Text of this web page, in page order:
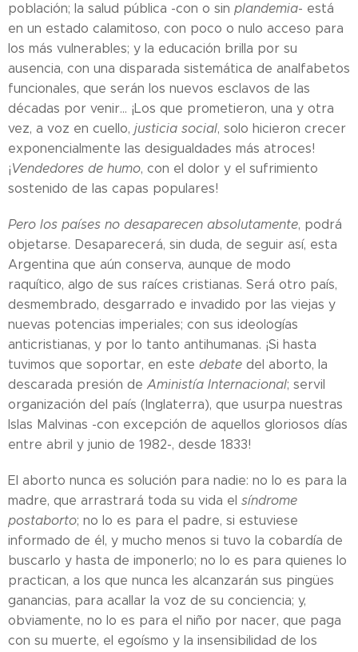
población; la salud pública -con o sin plandemia- está
en un estado calamitoso, con poco o nulo acceso para
los más vulnerables; y la educación brilla por su
ausencia, con una disparada sistemática de analfabetos
funcionales, que serán los nuevos esclavos de las
décadas por venir... ¡Los que prometieron, una y otra
vez, a voz en cuello, justicia social, solo hicieron crecer
exponencialmente las desigualdades más atroces!
¡Vendedores de humo, con el dolor y el sufrimiento
sostenido de las capas populares!
Pero los países no desaparecen absolutamente, podrá
objetarse. Desaparecerá, sin duda, de seguir así, esta
Argentina que aún conserva, aunque de modo
raquítico, algo de sus raíces cristianas. Será otro país,
desmembrado, desgarrado e invadido por las viejas y
nuevas potencias imperiales; con sus ideologías
anticristianas, y por lo tanto antihumanas. ¡Si hasta
tuvimos que soportar, en este debate del aborto, la
descarada presión de Aministía Internacional; servil
organización del país (Inglaterra), que usurpa nuestras
Islas Malvinas -con excepción de aquellos gloriosos días
entre abril y junio de 1982-, desde 1833!
El aborto nunca es solución para nadie: no lo es para la
madre, que arrastrará toda su vida el síndrome
postaborto; no lo es para el padre, si estuviese
informado de él, y mucho menos si tuvo la cobardía de
buscarlo y hasta de imponerlo; no lo es para quienes lo
practican, a los que nunca les alcanzarán sus pingües
ganancias, para acallar la voz de su conciencia; y,
obviamente, no lo es para el niño por nacer, que paga
con su muerte, el egoísmo y la insensibilidad de los